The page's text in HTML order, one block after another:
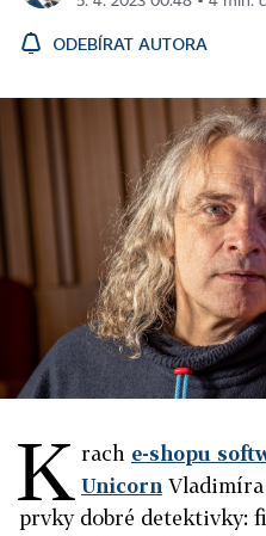
ODEBÍRAT AUTORA
K rach e-shopu
Unicorn Vladimíra
prvky dobré detektivky: